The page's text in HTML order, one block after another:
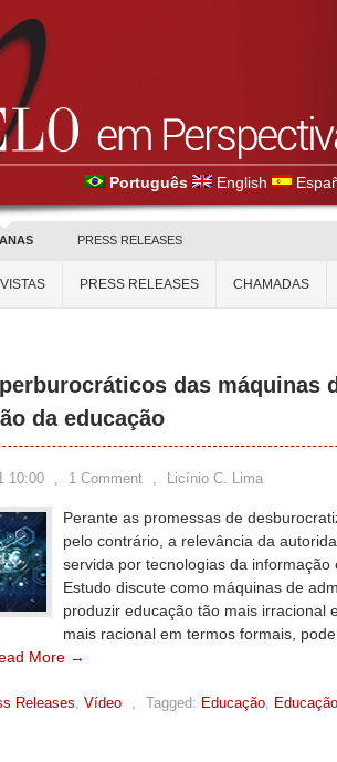
Português English
PRESS RELEASES
PRESS RELEASES CHAMADAS
das máquinas
da educação
10:00 , 1 Comment , Licínio C. Lima
Perante as promessas de
pelo contrário, a relevância da
servida por tecnologias da
Estudo discute como máquinas de
produzir educação tão mais irracional
mais racional em termos formais,
More →
Releases, Vídeo , Tagged: Educação,